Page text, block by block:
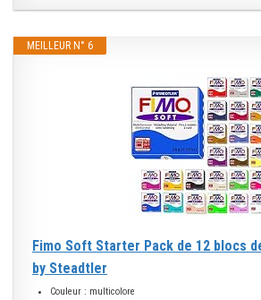
MEILLEUR N° 6
Fimo Soft Starter Pack de 12 blocs
by Steadtler
Couleur : multicolore